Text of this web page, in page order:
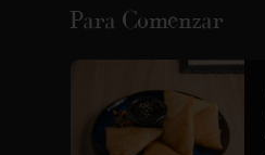
Para Comenzar